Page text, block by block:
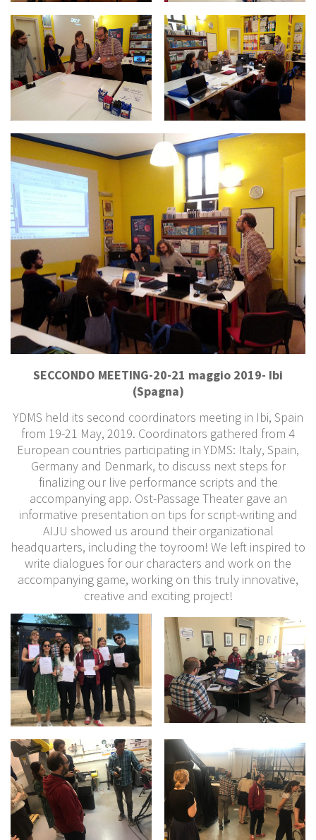
SECCONDO MEETING-20-21 maggio 2019- Ibi
(Spagna)
YDMS held its second coordinators meeting in Ibi, Spain
from 19-21 May, 2019. Coordinators gathered from 4
European countries participating in YDMS: Italy, Spain,
Germany and Denmark, to discuss next steps for
finalizing our live performance scripts and the
accompanying app. Ost-Passage Theater gave an
informative presentation on tips for script-writing and
AIJU showed us around their organizational
headquarters, including the toyroom! We left inspired to
write dialogues for our characters and work on the
accompanying game, working on this truly innovative,
creative and exciting project!